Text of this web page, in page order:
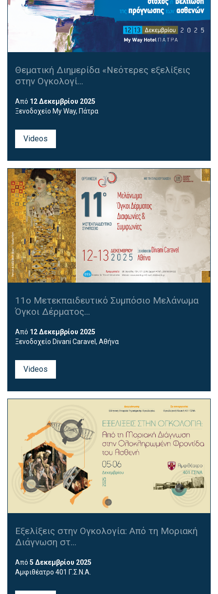
Θεματική Διημερίδα «Νεότερες εξελίξεις
στην Ογκολογί...
Από 12 Δεκεμβρίου 2025
Ξενοδοχείο My Way, Πάτρα
Videos
11ο Μετεκπαιδευτικό Συμπόσιο Μελάνωμα
Όγκοι Δέρματος...
Από 12 Δεκεμβρίου 2025
Ξενοδοχείο Divani Caravel , Αθήνα
Videos
Εξελίξεις στην Ογκολογία: Από τη Μοριακή
Διάγνωση στ...
Από 5 Δεκεμβρίου 2025
Αμφιθέατρο 401 Γ.Σ.Ν.Α.